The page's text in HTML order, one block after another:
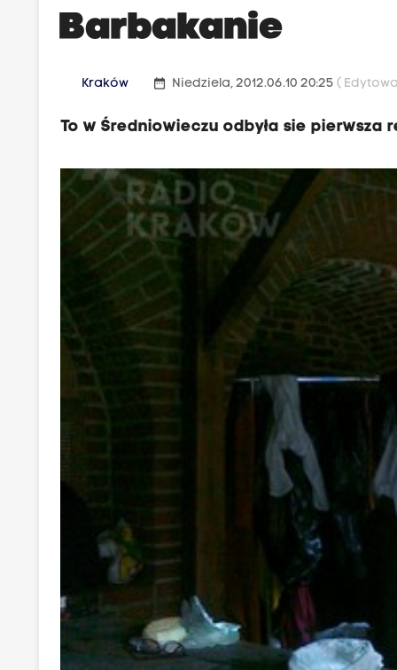
Barbakanie
Kraków date_range Niedziela, 2012.06.10 20:25(
To w Średniowieczu odbyła sie pierwsza